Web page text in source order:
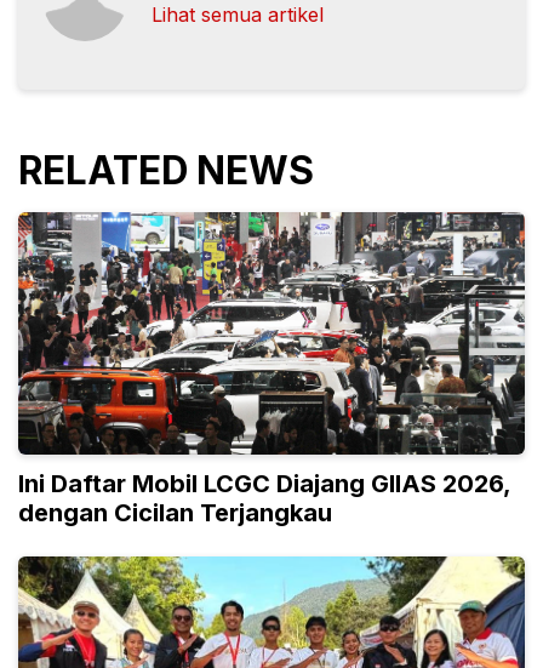
Lihat semua artikel
RELATED NEWS
Ini Daftar Mobil LCGC Diajang GIIAS 2026,
dengan Cicilan Terjangkau